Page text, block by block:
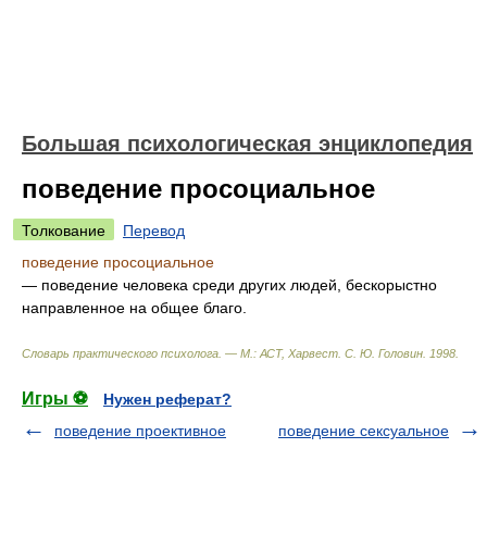
Большая психологическая энциклопедия
поведение просоциальное
Толкование
Перевод
поведение просоциальное
— поведение человека среди других людей, бескорыстно
направленное на общее благо.
Словарь практического психолога. — М.: АСТ, Харвест С. Ю. Головин 1998
Игры ⚽
Нужен реферат?
поведение проективное
поведение сексуальное